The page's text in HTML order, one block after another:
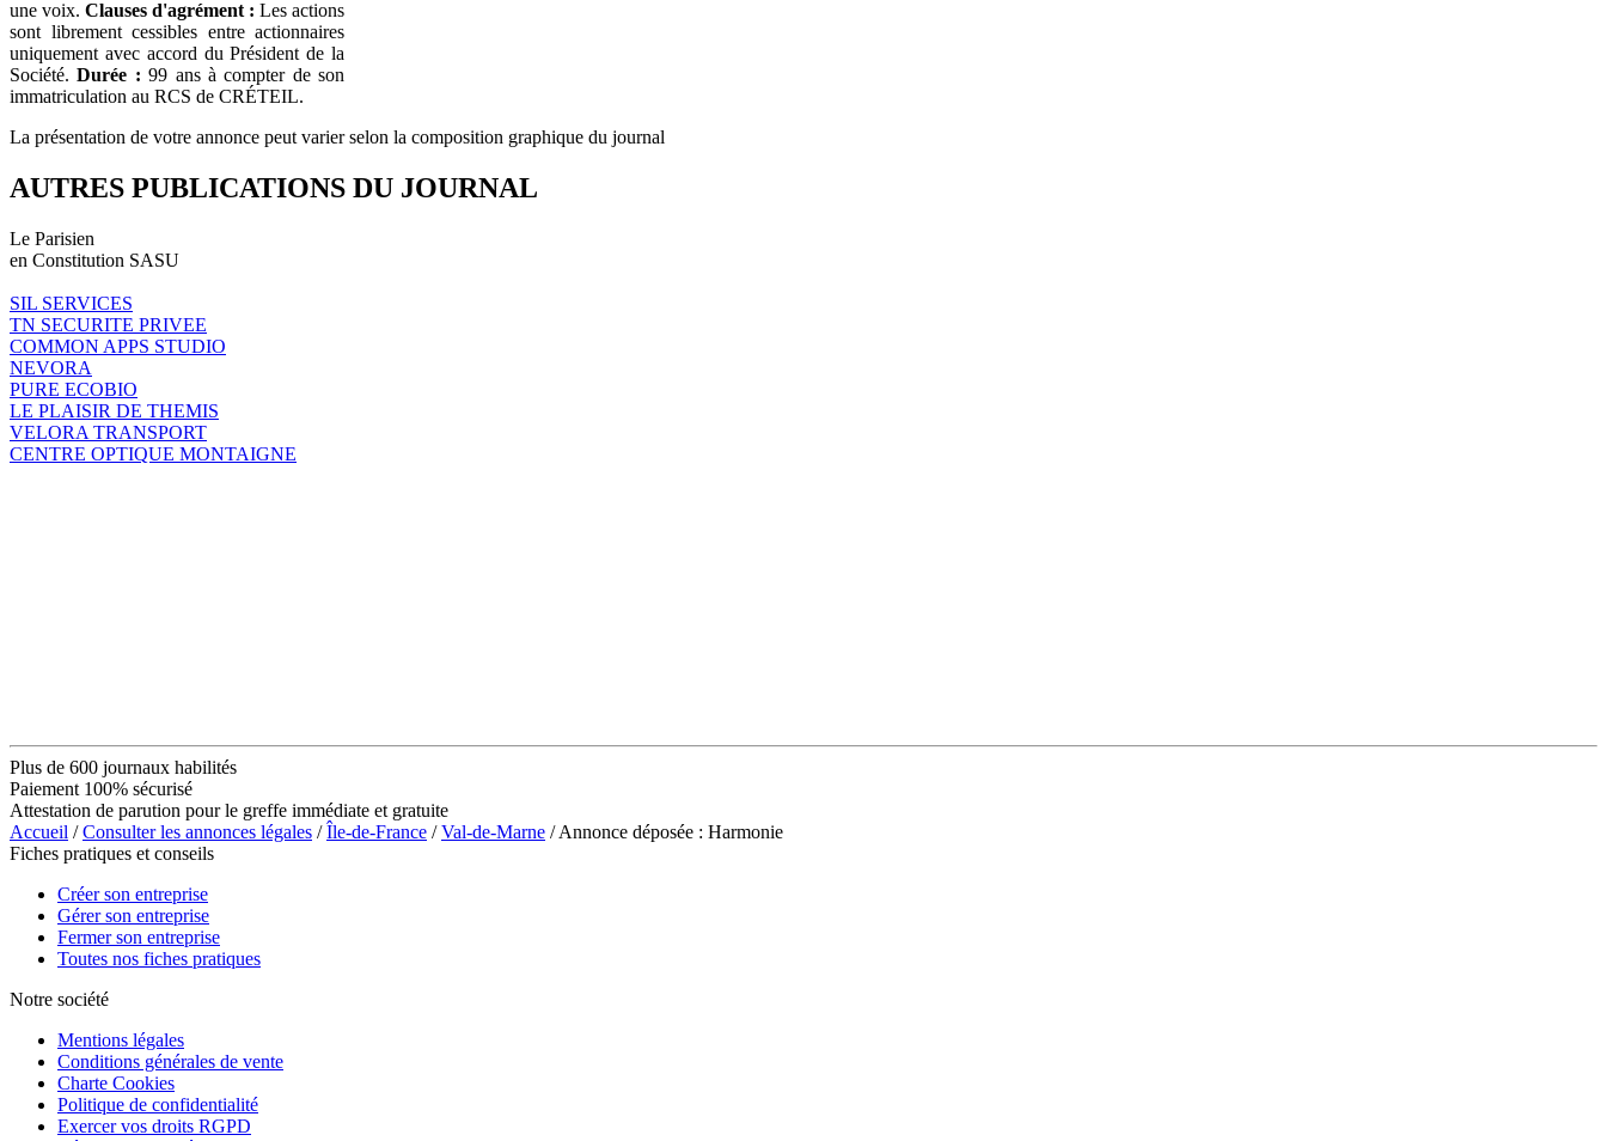
une voix. Clauses d'agrément : Les actions
sont librement cessibles entre actionnaires
uniquement avec accord du Président de la
Société.Durée : 99 ans à compter de son
immatriculation au RCS de CRÉTEIL.
La présentation de votre annonce peut varier selon la composition graphique du journal
AUTRES PUBLICATIONS DU JOURNAL
Le Parisien
en Constitution SASU
SIL SERVICES
TN SECURITE PRIVEE
COMMON APPS STUDIO
NEVORA
PURE ECOBIO
LE PLAISIR DE THEMIS
VELORA TRANSPORT
CENTRE OPTIQUE MONTAIGNE
Plus de 600 journaux habilités
Paiement 100% sécurisé
Attestation de parution pour le greffe immédiate et gratuite
Accueil /Consulter les annonces légales /Île-de-France /Val-de-Marne / Annonce déposée : Harmonie
Fiches pratiques et conseils
Créer son entreprise
Gérer son entreprise
Fermer son entreprise
Toutes nos fiches pratiques
Notre société
Mentions légales
Conditions générales de vente
Charte Cookies
Politique de confidentialité
Exercer vos droits RGPD